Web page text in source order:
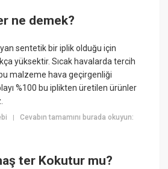
ne demek?
sentetik bir iplik olduğu için
yüksektir. Sıcak havalarda tercih
malzeme hava geçirgenliği
%100 bu iplikten üretilen ürünler
|Cevabın tamamını burada okuyun:
ter Kokutur mu?